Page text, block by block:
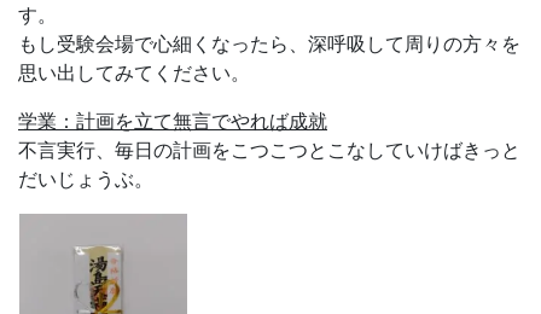
す。
もし受験会場で心細くなったら、深呼吸して周りの方々を
思い出してみてください。
学業：計画を立て無言でやれば成就
不言実行、毎日の計画をこつこつとこなしていけばきっと
だいじょうぶ。